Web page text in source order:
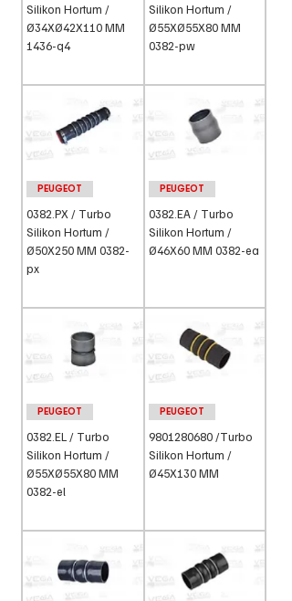
Silikon Hortum /
Ø34XØ42X110 MM
1436-q4
Silikon Hortum /
Ø55XØ55X80 MM
0382-pw
PEUGEOT
0382.PX / Turbo
Silikon Hortum /
Ø50X250 MM 0382-
px
PEUGEOT
0382.EA / Turbo
Silikon Hortum /
Ø46X60 MM 0382-ea
PEUGEOT
0382.EL / Turbo
Silikon Hortum /
Ø55XØ55X80 MM
0382-el
PEUGEOT
9801280680 /Turbo
Silikon Hortum /
Ø45X130 MM